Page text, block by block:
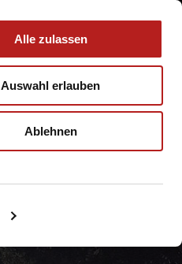
Alle zulassen
Auswahl erlauben
Ablehnen
Buchen